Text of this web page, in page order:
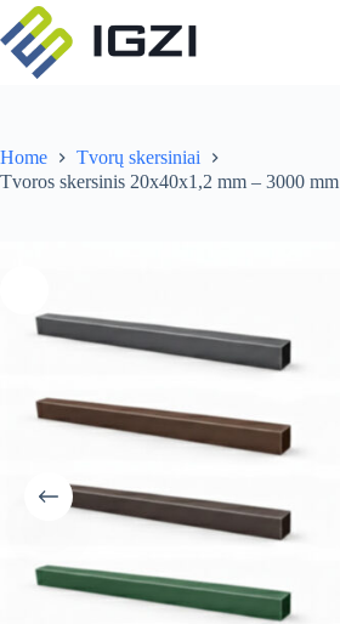
Skip
to
content
Home
Tvorų skersiniai
Tvoros skersinis 20x40x1,2 mm – 3000 mm